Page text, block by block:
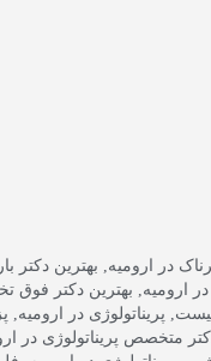
در ارومیه, بهترین دکتر
ارومیه, بهترین دکتر فوق
, پریناتولوژی در ارومیه,
متخصص پریناتولوژی در